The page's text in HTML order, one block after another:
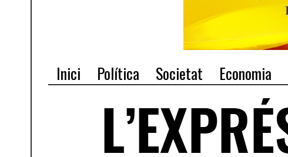
Inici Política Societat Economia